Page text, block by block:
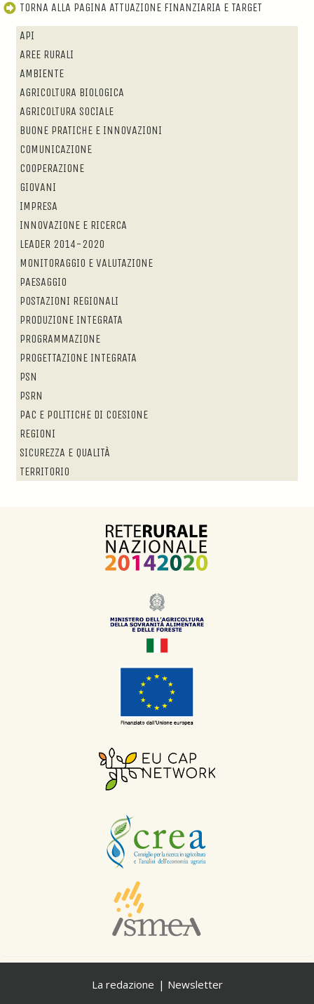
TORNA ALLA PAGINA ATTUAZIONE FINANZIARIA E TARGET
API
AREE RURALI
AMBIENTE
AGRICOLTURA BIOLOGICA
AGRICOLTURA SOCIALE
BUONE PRATICHE E INNOVAZIONI
COMUNICAZIONE
COOPERAZIONE
GIOVANI
IMPRESA
INNOVAZIONE E RICERCA
LEADER 2014-2020
MONITORAGGIO E VALUTAZIONE
PAESAGGIO
POSTAZIONI REGIONALI
PRODUZIONE INTEGRATA
PROGRAMMAZIONE
PROGETTAZIONE INTEGRATA
PSN
PSRN
PAC E POLITICHE DI COESIONE
REGIONI
SICUREZZA E QUALITÀ
TERRITORIO
La redazione Newsletter